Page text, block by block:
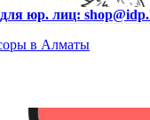
для юр. лиц: